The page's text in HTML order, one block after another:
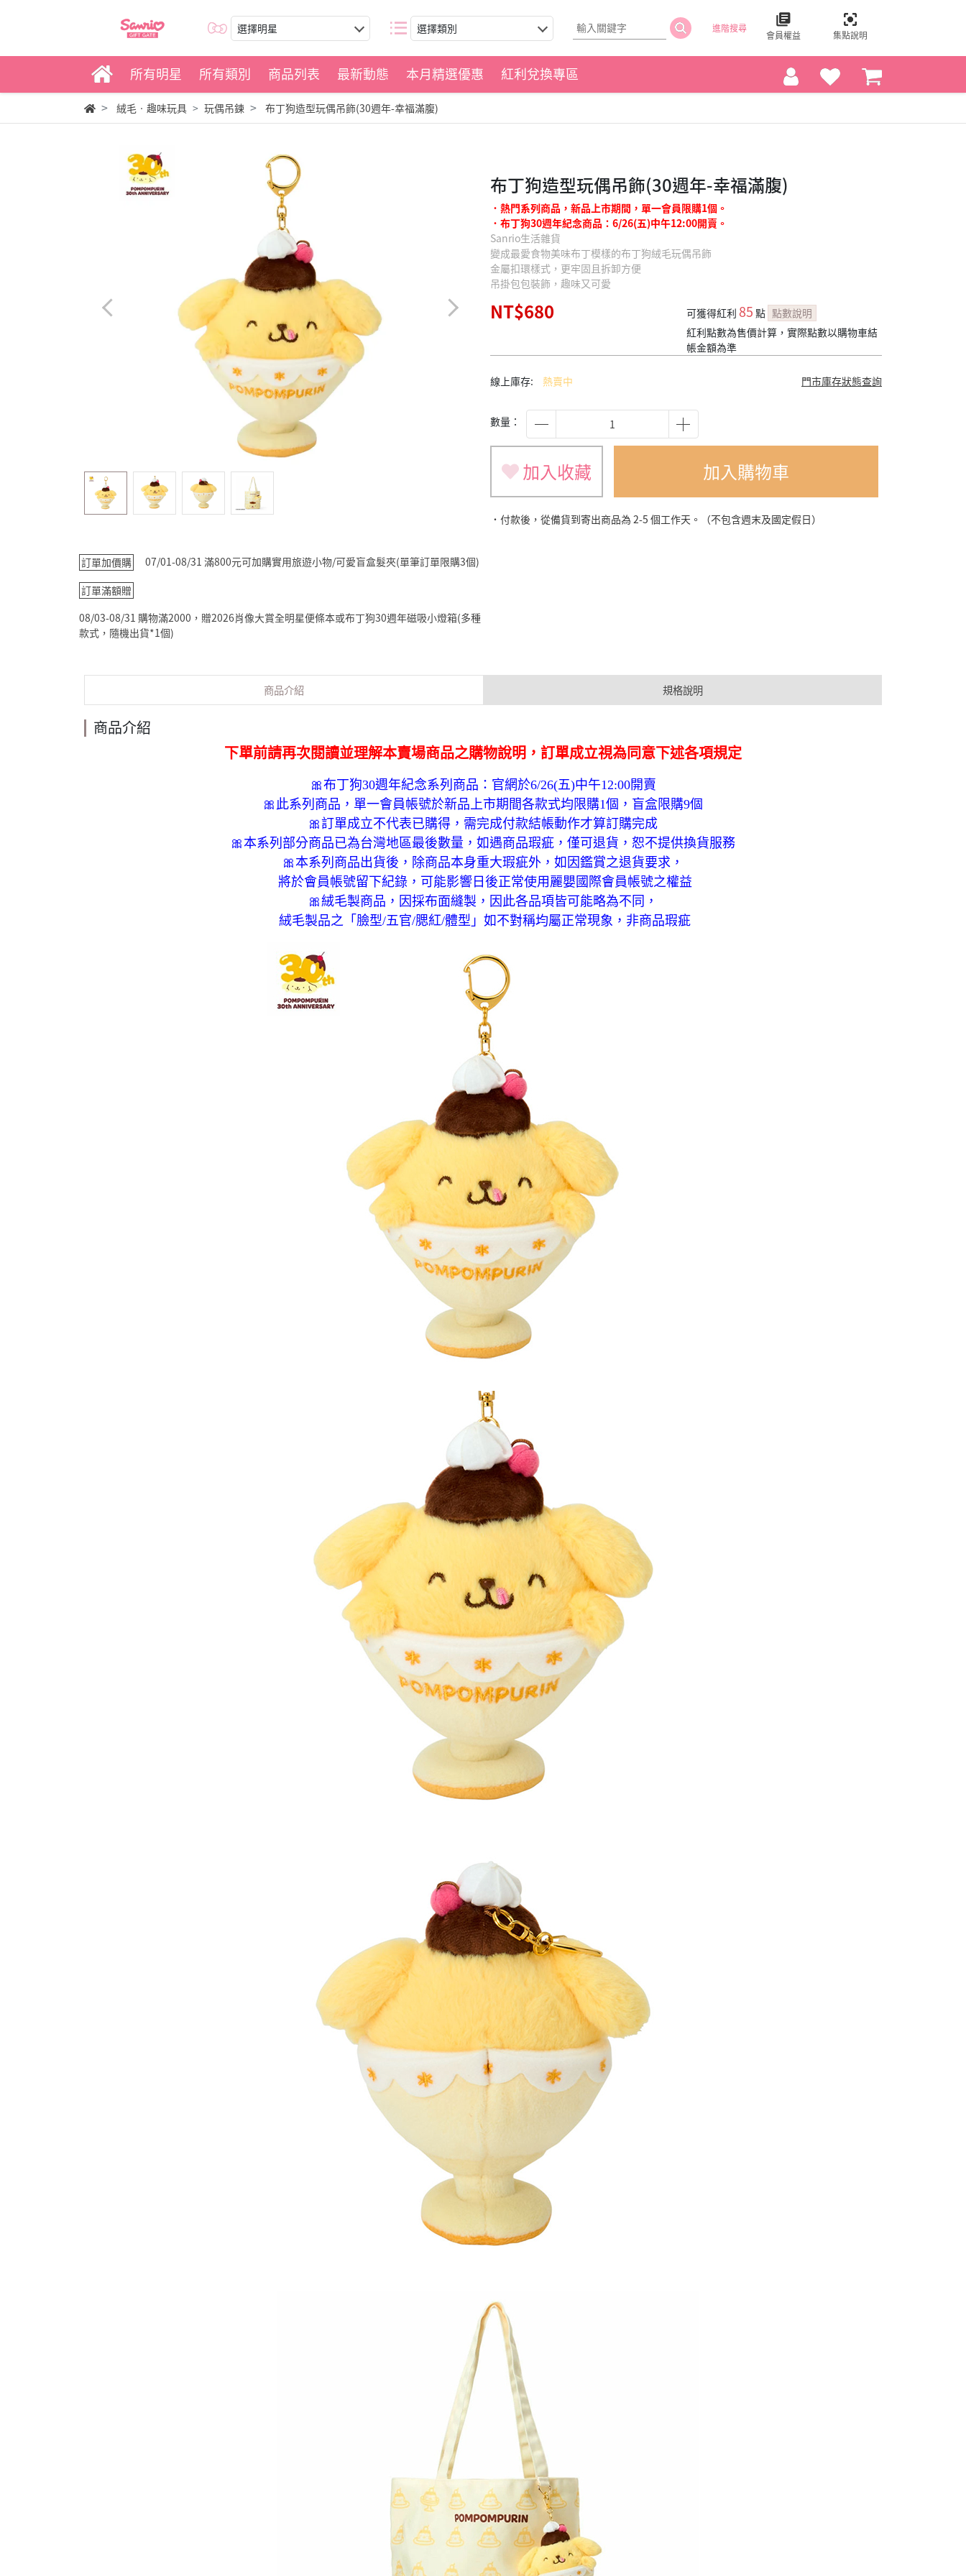
選擇明星 選擇類別 進階搜尋
會員權益 集點說明
所有明星 所有類別 商品列表 最新動態 本月精選優惠 紅利兌換專區
絨毛‧趣味玩具 玩偶吊鍊 布丁狗造型玩偶吊飾(30週年-幸福滿腹)
布丁狗造型玩偶吊飾(30週年-幸福滿腹)
˙熱門系列商品，新品上市期間，單一會員限購1個。
˙布丁狗30週年紀念商品：6/26(五)中午12:00開賣。
Sanrio生活雜貨
變成最愛食物美味布丁模樣的布丁狗絨毛玩偶吊飾
金屬扣環樣式，更牢固且拆卸方便
吊掛包包裝飾，趣味又可愛
NT$680 可獲得紅利 85 點 點數說明
紅利點數為售價計算，實際點數以購物車結
帳金額為準
線上庫存: 熱賣中 門市庫存狀態查詢
數量：
加入收藏 加入購物車
˙付款後，從備貨到寄出商品為 2-5 個工作天。（不包含週末及國定假日）
訂單加價購
07/01-08/31 滿800元可加購實用旅遊小物/可愛盲盒髮夾(單筆訂單限購3個)
訂單滿額贈
08/03-08/31 購物滿2000，贈2026肖像大賞全明星便條本或布丁狗30週年磁吸小燈箱(多種
款式，隨機出貨*1個)
商品介紹 規格說明
商品介紹
下單前請再次閱讀並理解本賣場商品之購物說明，訂單成立視為同意下述各項規定
🎀布丁狗30週年紀念系列商品：官網於6/26(五)中午12:00開賣
🎀此系列商品，單一會員帳號於新品上市期間各款式均限購1個，盲盒限購9個
🎀訂單成立不代表已購得，需完成付款結帳動作才算訂購完成
🎀本系列部分商品已為台灣地區最後數量，如遇商品瑕疵，僅可退貨，恕不提供換貨服務
🎀本系列商品出貨後，除商品本身重大瑕疵外，如因鑑賞之退貨要求，
將於會員帳號留下紀錄，可能影響日後正常使用麗嬰國際會員帳號之權益
🎀絨毛製商品，因採布面縫製，因此各品項皆可能略為不同，
絨毛製品之「臉型/五官/腮紅/體型」如不對稱均屬正常現象，非商品瑕疵